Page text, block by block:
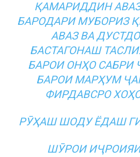
ҚАМАРИДДИН
БАРОДАРИ МУБОРИЗ
АВАЗ ВА
БАСТАГОНАШ
БАРОИ ОНҲО САБРИ
БАРОИ МАРҲУМ
ФИРДАВСРО
РӮҲАШ ШОДУ ЁДАШ
ШӮРОИ